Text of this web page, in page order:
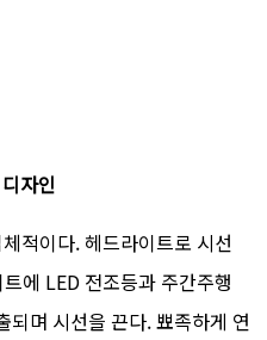
자인
적이다. 헤드라이트로 시선
에 LED 전조등과 주간주행
되며 시선을 끈다. 뾰족하게 연